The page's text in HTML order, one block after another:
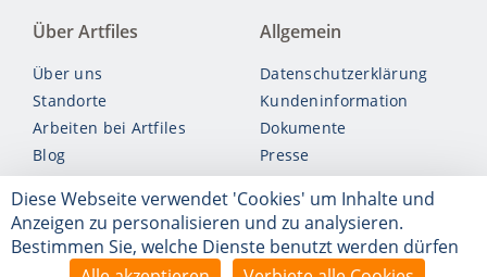
Diese Webseite verwendet 'Cookies' um Inhalte und
Anzeigen zu personalisieren und zu analysieren.
Bestimmen Sie, welche Dienste benutzt werden dürfen
Über Artfiles
Über uns
Standorte
Arbeiten bei Artfiles
Blog
Allgemein
Datenschutzerklärung
Kundeninformation
Dokumente
Presse
Account kündigen
Vertrag widerrufen
© Artfiles 2026